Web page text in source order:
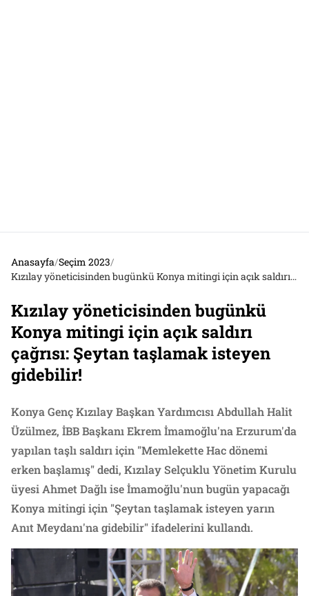
Anasayfa/Seçim 2023/
Kızılay yöneticisinden bugünkü Konya mitingi için açık saldırı çağrısı: Şeytan taşlamak isteyen gidebilir!
Kızılay yöneticisinden bugünkü
Konya mitingi için açık saldırı
çağrısı: Şeytan taşlamak isteyen
gidebilir!
Konya Genç Kızılay Başkan Yardımcısı Abdullah Halit
Üzülmez, İBB Başkanı Ekrem İmamoğlu'na Erzurum'da
yapılan taşlı saldırı için "Memlekette Hac dönemi
erken başlamış" dedi, Kızılay Selçuklu Yönetim Kurulu
üyesi Ahmet Dağlı ise İmamoğlu'nun bugün yapacağı
Konya mitingi için "Şeytan taşlamak isteyen yarın
Anıt Meydanı'na gidebilir" ifadelerini kullandı.